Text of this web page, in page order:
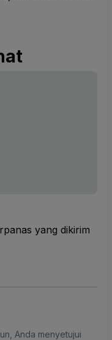
yang dikirim
Anda menyetujui